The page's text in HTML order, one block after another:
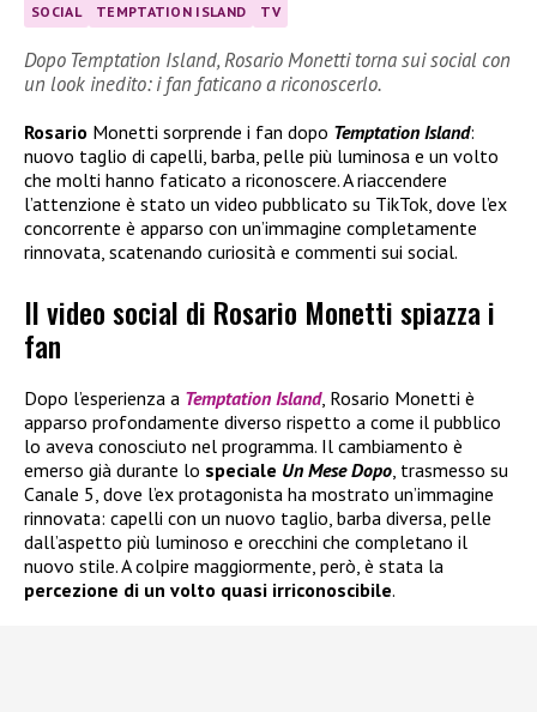
SOCIAL TEMPTATION ISLAND TV
Dopo Temptation Island, Rosario Monetti torna sui social con
un look inedito: i fan faticano a riconoscerlo.
Rosario Monetti sorprende i fan dopo Temptation Island:
nuovo taglio di capelli, barba, pelle più luminosa e un volto
che molti hanno faticato a riconoscere. A riaccendere
l’attenzione è stato un video pubblicato su TikTok, dove l’ex
concorrente è apparso con un’immagine completamente
rinnovata, scatenando curiosità e commenti sui social.
Il video social di Rosario Monetti spiazza i
fan
Dopo l’esperienza a Temptation Island, Rosario Monetti è
apparso profondamente diverso rispetto a come il pubblico
lo aveva conosciuto nel programma. Il cambiamento è
emerso già durante lo speciale Un Mese Dopo, trasmesso su
Canale 5, dove l’ex protagonista ha mostrato un’immagine
rinnovata: capelli con un nuovo taglio, barba diversa, pelle
dall’aspetto più luminoso e orecchini che completano il
nuovo stile. A colpire maggiormente, però, è stata la
percezione di un volto quasi irriconoscibile.